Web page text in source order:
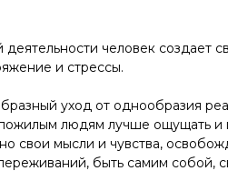
деятельности человек создает
и стрессы.
уход от однообразия
людям лучше ощущать и
свои мысли и чувства,
быть самим собой,